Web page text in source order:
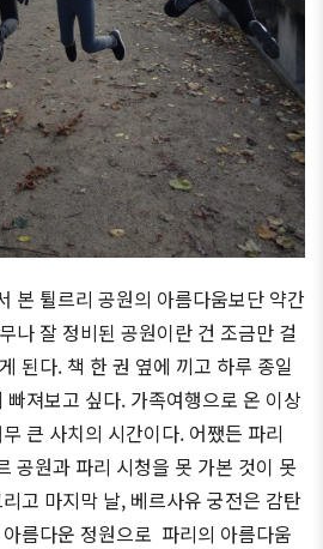
본 튈르리 공원의 아름다움보단 약간
나 잘 정비된 공원이란 건 조금만 걸
된다. 책 한 권 옆에 끼고 하루 종일
져보고 싶다. 가족여행으로 온 이상
큰 사치의 시간이다. 어쨌든 파리
공원과 파리 시청을 못 가본 것이 못
고 마지막 날, 베르사유 궁전은 감탄
름다운 정원으로 파리의 아름다움